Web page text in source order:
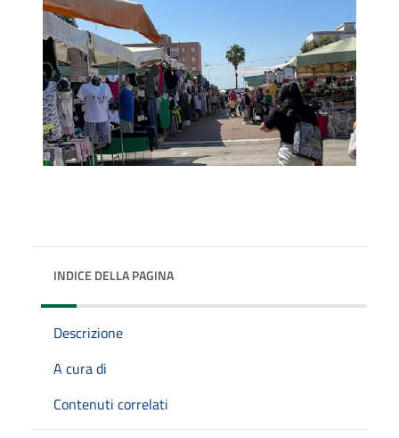
INDICE DELLA PAGINA
Descrizione
A cura di
Contenuti correlati